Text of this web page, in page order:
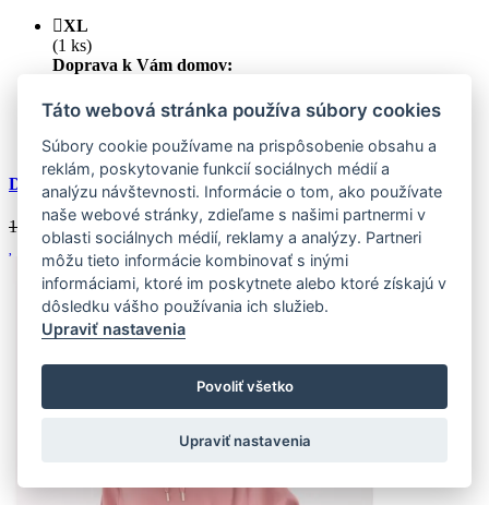
XL
(1 ks)
Doprava k Vám domov:
Výpredaj
Zľava30 %
Dámska mikina TRENDHOOD biela
19.39 € 13.57€
Táto webová stránka používa súbory cookies
Súbory cookie používame na prispôsobenie obsahu a
reklám, poskytovanie funkcií sociálnych médií a
analýzu návštevnosti. Informácie o tom, ako používate
naše webové stránky, zdieľame s našimi partnermi v
oblasti sociálnych médií, reklamy a analýzy. Partneri
môžu tieto informácie kombinovať s inými
informáciami, ktoré im poskytnete alebo ktoré získajú v
dôsledku vášho používania ich služieb.
Upraviť nastavenia
Povoliť všetko
Upraviť nastavenia